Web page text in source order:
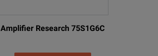
Amplifier Research 75S1G6C